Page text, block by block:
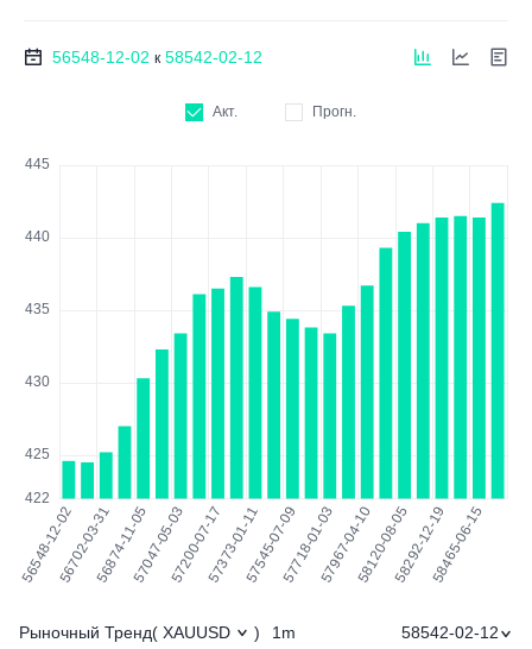
56548-12-02 к 58542-02-12
Акт. Прогн.
Рыночный Тренд( XAUUSD ) 1m 58542-02-12